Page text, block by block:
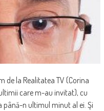
de la Realitatea TV (Corina
care m-au invitat), cu
n ultimul minut al ei. Şi